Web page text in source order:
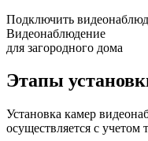
Подключить
Видеонаблюдение
для загородного дома
Этапы
Установка камер
осуществляется с учетом